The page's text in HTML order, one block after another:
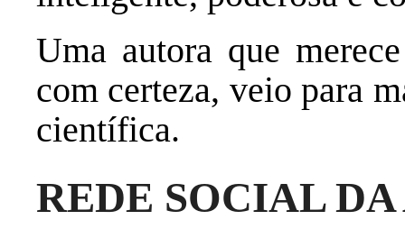
Uma autora que
com certeza, veio para
científica.
REDE SOCIAL